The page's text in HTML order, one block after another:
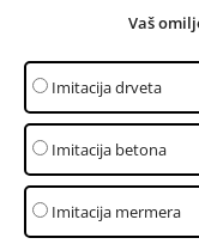
Vaš
Imitacija drveta
Imitacija betona
Imitacija mermera